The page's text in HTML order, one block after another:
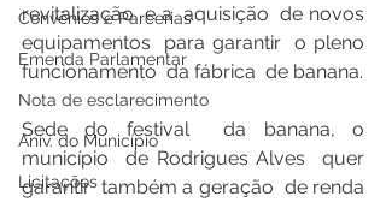
Convênios e Parcerias
Emenda Parlamentar
Nota de esclarecimento
Aniv. do Município
Licitações
revitalização  e a  aquisição  de novos
equipamentos  para garantir  o pleno
Sede do festival  da banana, o
município  de Rodrigues Alves  quer
garantir  também a geração  de renda